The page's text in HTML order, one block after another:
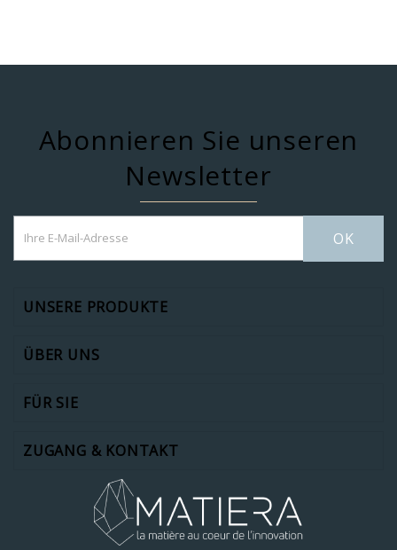
Abonnieren Sie unseren
Newsletter
OK
UNSERE PRODUKTE
ÜBER UNS
FÜR SIE
ZUGANG & KONTAKT